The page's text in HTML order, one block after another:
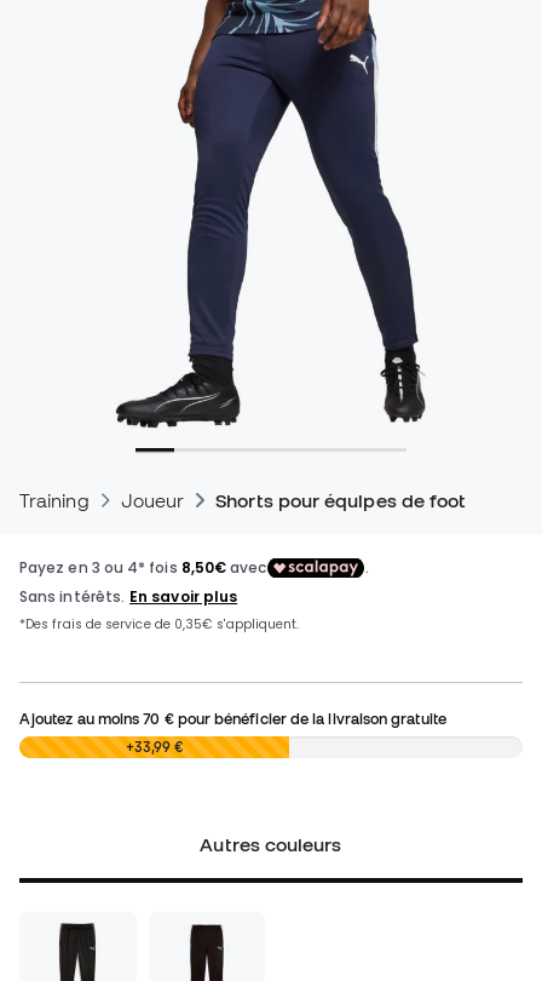
Training Joueur Shorts pour équipes de foot
Ajoutez au moins70 €pour bénéficier de la livraison gratuite
0,00 € +33,99 €
Autres couleurs